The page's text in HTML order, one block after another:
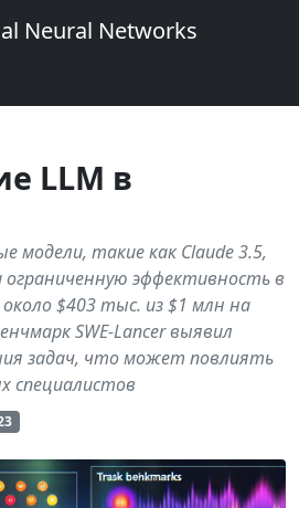
Neural Networks
LLM в
модели, такие как Claude 3.5,
эффективность в
$403 тыс. из $1 млн на
SWE-Lancer выявил
задач, что может повлиять
специалистов